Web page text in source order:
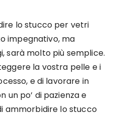
lo stucco per vetri
impegnativo, ma
sarà molto più semplice.
la vostra pelle e i
e di lavorare in
un po’ di pazienza e
ammorbidire lo stucco